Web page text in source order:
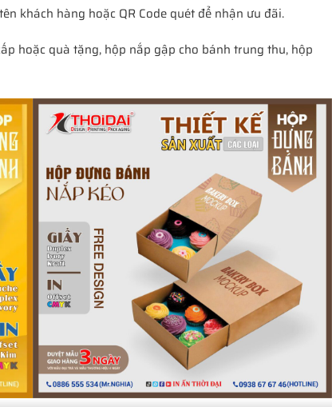
khách hàng hoặc QR Code quét để nhận ưu đãi.
hoặc quà tặng, hộp nắp gập cho bánh trung thu, hộp